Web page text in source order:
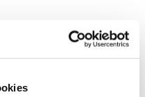
bästa hållbarhet. Använd ej
svett kan missfärga
i kontakt med